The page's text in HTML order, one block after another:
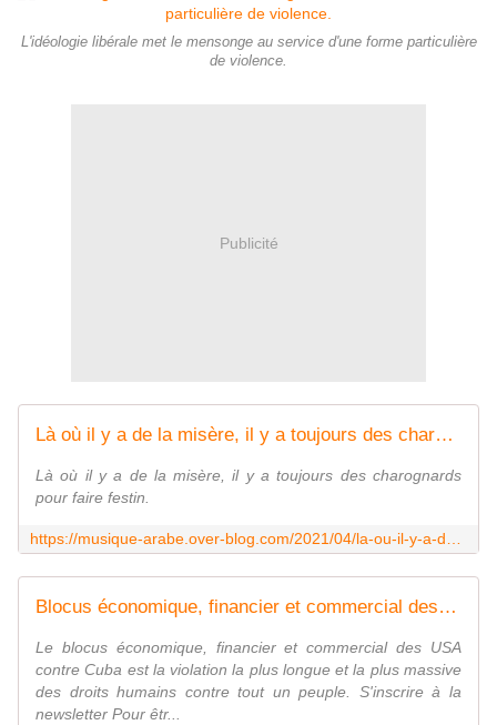
L'idéologie libérale met le mensonge au service d'une forme particulière
de violence.
Publicité
Là où il y a de la misère, il y a toujours des charognards pour faire festin. - Last Night in Orient
Là où il y a de la misère, il y a toujours des charognards
pour faire festin.
Blocus économique, financier et commercial des USA contre Cuba - Last Night in Orient
Le blocus économique, financier et commercial des USA
contre Cuba est la violation la plus longue et la plus massive
des droits humains contre tout un peuple. S'inscrire à la
newsletter Pour êtr...